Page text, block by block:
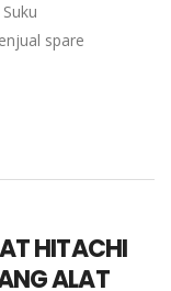
spare
HITACHI
ALAT